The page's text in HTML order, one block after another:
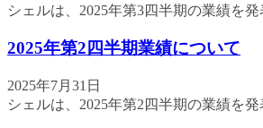
シェルは、2025年第3四半期の業績を発
2025年第2四半期業績について
2025年7月31日
シェルは、2025年第2四半期の業績を発